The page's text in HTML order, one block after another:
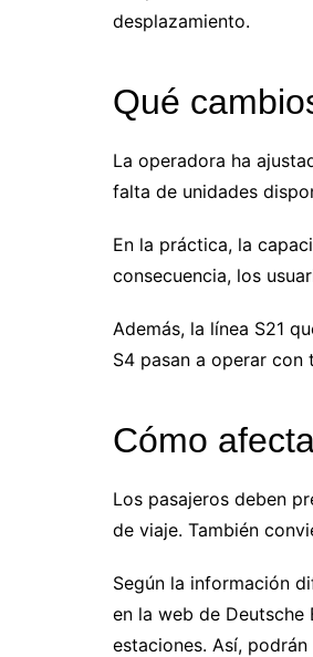
desplazamiento.
Qué
La operadora ha
falta de unidades
En la práctica, la
consecuencia, los
Además, la línea S21
S4 pasan a operar con
Cómo
Los pasajeros deben
de viaje. También
Según la información
en la web de Deutsche
estaciones. Así,